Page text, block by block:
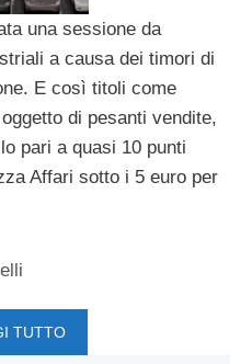
una sessione da
a causa dei timori di
E così titoli come
di pesanti vendite,
pari a quasi 10 punti
Affari sotto i 5 euro per
TUTTO